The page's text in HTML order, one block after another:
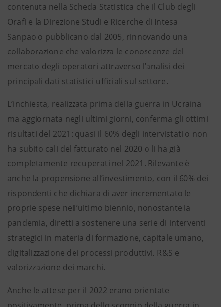
contenuta nella Scheda Statistica che il Club degli
Orafi e la Direzione Studi e Ricerche di Intesa
Sanpaolo pubblicano dal 2005, rinnovando una
collaborazione che valorizza le conoscenze del
mercato degli operatori attraverso l’analisi dei
principali dati statistici ufficiali sul settore.
L’inchiesta, realizzata prima della guerra in Ucraina
ma aggiornata negli ultimi giorni, conferma gli ottimi
risultati del 2021: quasi il 60% degli intervistati o non
ha subito cali del fatturato nel 2020 o li ha già
completamente recuperati nel 2021. Rilevante è
anche la propensione all’investimento, con il 60% dei
rispondenti che dichiara di aver incrementato le
proprie spese nell’ultimo biennio, nonostante la
pandemia, diretti a sostenere una serie di interventi
strategici in materia di formazione, capitale umano,
digitalizzazione dei processi produttivi, R&S e
valorizzazione dei marchi.
Anche le attese per il 2022 erano orientate